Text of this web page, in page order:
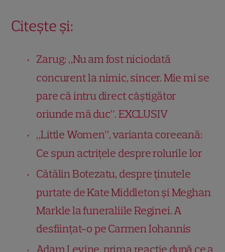
Citește și:
Zarug: „Nu am fost niciodată
concurent la nimic, sincer. Mie mi se
pare că intru direct câștigător
oriunde mă duc”. EXCLUSIV
„Little Women”, varianta coreeană:
Ce spun actrițele despre rolurile lor
Cătălin Botezatu, despre ținutele
purtate de Kate Middleton și Meghan
Markle la funeraliile Reginei. A
desființat-o pe Carmen Iohannis
Adam Levine, prima reacție după ce a